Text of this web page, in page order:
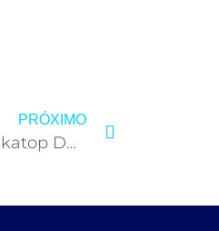
PRÓXIMO
Hackatop De Marketing- Dia 02